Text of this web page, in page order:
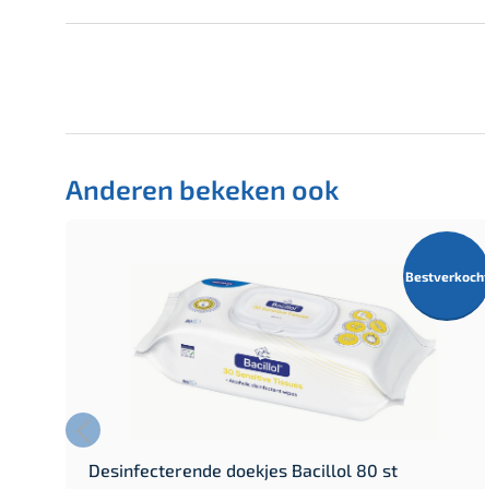
Anderen bekeken ook
Desinfecterende doekjes Bacillol 80 st